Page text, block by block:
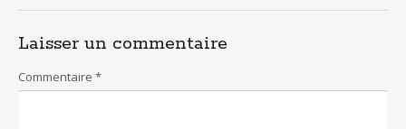
Laisser un commentaire
Commentaire *